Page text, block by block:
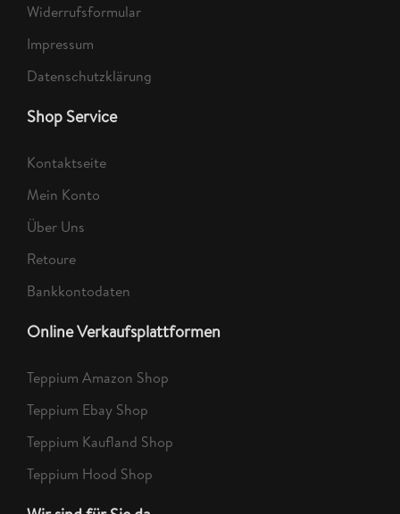
Widerrufsformular
Impressum
Datenschutzklärung
Shop Service
Kontaktseite
Mein Konto
Über Uns
Retoure
Bankkontodaten
Online Verkaufsplattformen
Teppium Amazon Shop
Teppium Ebay Shop
Teppium Kaufland Shop
Teppium Hood Shop